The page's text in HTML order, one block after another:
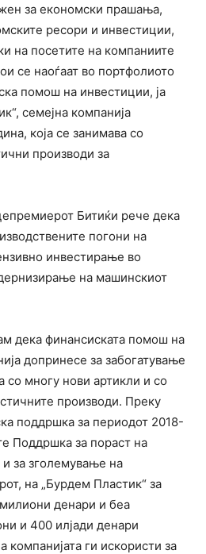
за економски прашања,
ресори и инвестиции,
на посетите на компаниите
се наоѓаат во портфолиото
помош на инвестиции, ја
семејна компанија
која се занимава со
производи за
Битиќи рече дека
погони на
инвестирање во
на машинскиот
дека финансиската помош на
допринесе за забогатување
со многу нови артикли и со
производи. Преку
поддршка за периодот 2018-
Поддршка за пораст на
за зголемување на
на „Бурдем Пластик“ за
денари и беа
и 400 илјади денари
компанијата ги искористи за